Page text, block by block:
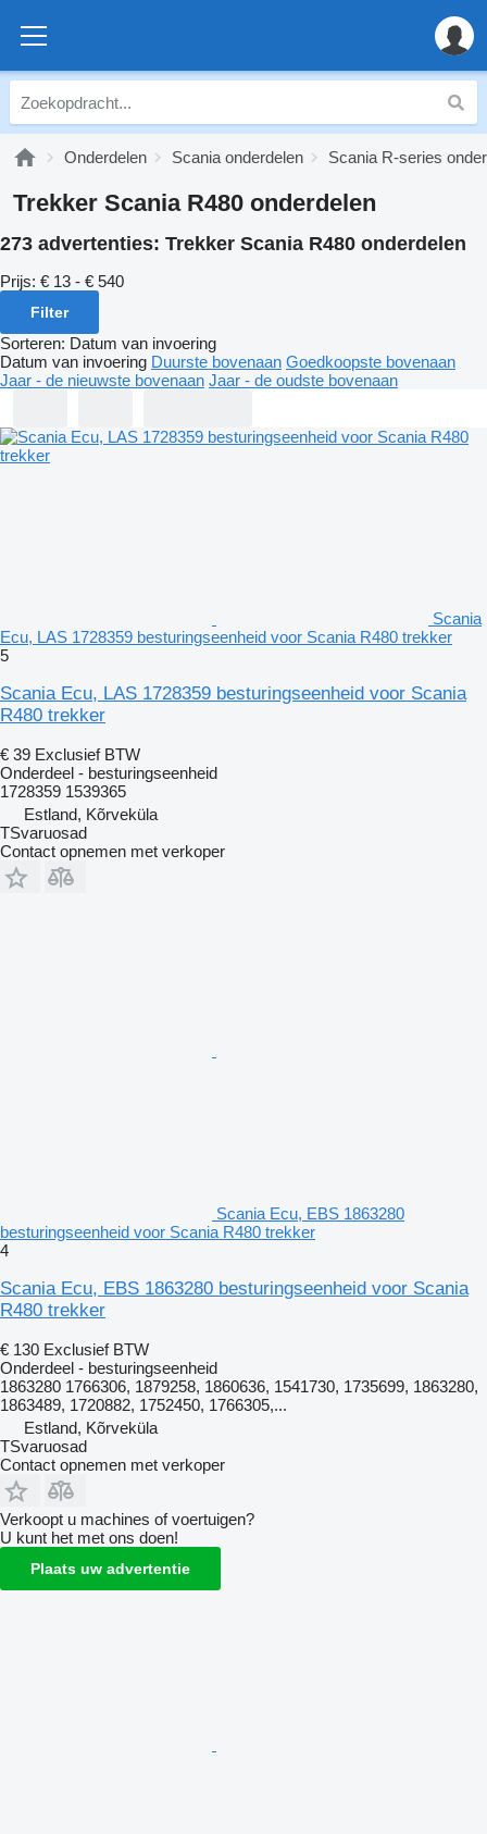
Onderdelen Scania onderdelen Scania R-series
Trekker Scania R480 onderdelen
273 advertenties: Trekker Scania R480 onderdelen
Prijs: € 13 - € 540
Filter
Sorteren: Datum van invoering
Datum van invoering Duurste bovenaan Goedkoopste bovenaan
Jaar - de nieuwste bovenaan Jaar - de oudste bovenaan
Scania
Ecu, LAS 1728359 besturingseenheid voor Scania R480 trekker
5
Scania Ecu, LAS 1728359 besturingseenheid voor Scania
R480 trekker
€ 39 Exclusief BTW
Onderdeel - besturingseenheid
1728359 1539365
Estland, Kõrveküla
TSvaruosad
Contact opnemen met verkoper
Scania Ecu, EBS 1863280
besturingseenheid voor Scania R480 trekker
4
Scania Ecu, EBS 1863280 besturingseenheid voor Scania
R480 trekker
€ 130 Exclusief BTW
Onderdeel - besturingseenheid
1863280 1766306, 1879258, 1860636, 1541730, 1735699, 1863280,
1863489, 1720882, 1752450, 1766305,...
Estland, Kõrveküla
TSvaruosad
Contact opnemen met verkoper
Verkoopt u machines of voertuigen?
U kunt het met ons doen!
Plaats uw advertentie